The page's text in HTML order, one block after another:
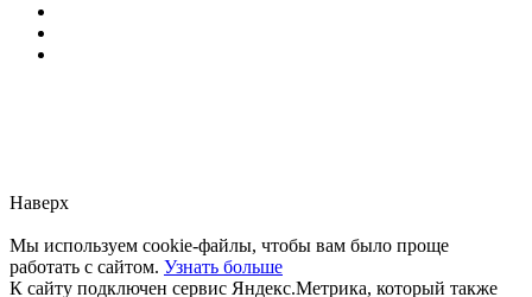
Наверх
Мы используем cookie-файлы, чтобы вам было проще
работать с сайтом. Узнать больше
К сайту подключен сервис Яндекс.Метрика, который также